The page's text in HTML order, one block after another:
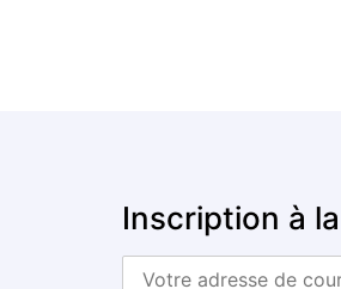
Inscription à